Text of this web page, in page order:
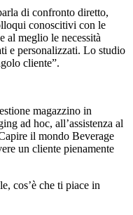
di confronto diretto,
conoscitivi con le
al meglio le necessità
e personalizzati. Lo studio
cliente”.
magazzino in
ad hoc, all’assistenza al
il mondo Beverage
un cliente pienamente
cos’è che ti piace in